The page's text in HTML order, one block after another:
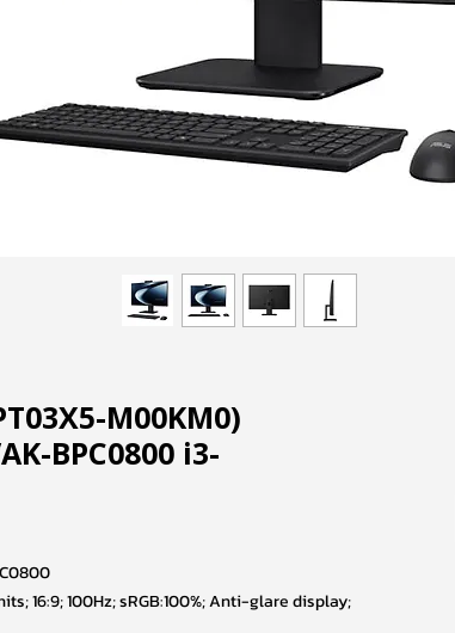
M00KM0)
BPC0800 i3-
16:9; 100Hz; sRGB:100%; Anti-glare display;